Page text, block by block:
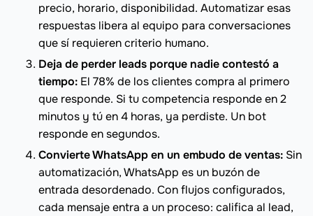
precio, horario, disponibilidad. Automatizar esas
respuestas libera al equipo para conversaciones
que sí requieren criterio humano.
Deja de perder leads porque nadie contestó a
tiempo: El 78% de los clientes compra al primero
que responde. Si tu competencia responde en 2
minutos y tú en 4 horas, ya perdiste. Un bot
responde en segundos.
Convierte WhatsApp en un embudo de ventas: Sin
automatización, WhatsApp es un buzón de
entrada desordenado. Con flujos configurados,
cada mensaje entra a un proceso: califica al lead,